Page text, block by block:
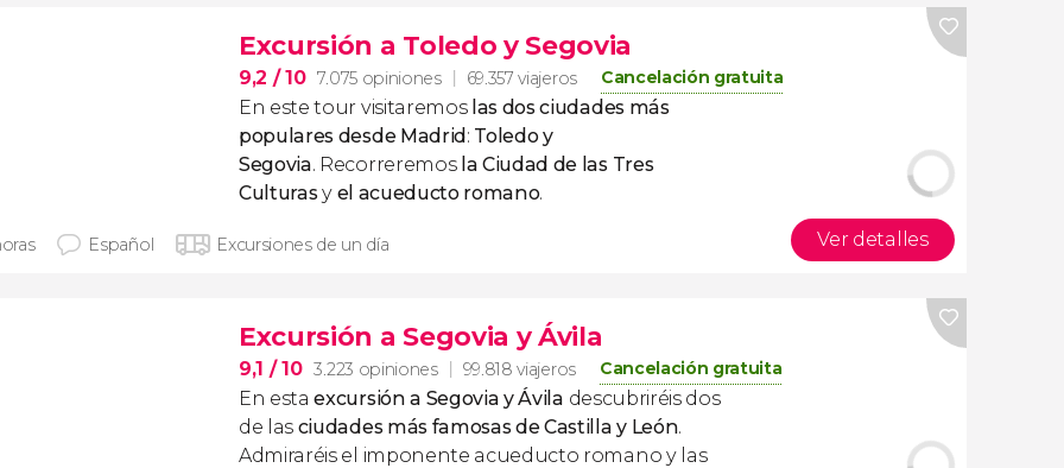
Excursión a Toledo y Segovia
9,2 / 10 7.075 opiniones 69.357 viajeros Cancelación gratuita
En este tour visitaremos las dos ciudades más
populares desde Madrid: Toledo y
Segovia. Recorreremos la Ciudad de las Tres
Culturasy el acueducto romano.
Español Excursiones de un día Ver detalles
Excursión a Segovia y Ávila
9,1 / 10 3.223 opiniones 99.818 viajeros Cancelación gratuita
En estaexcursión a Segovia y Ávila descubriréis dos
de las ciudades más famosas de Castilla y León.
Admiraréis el imponente acueducto romano y las